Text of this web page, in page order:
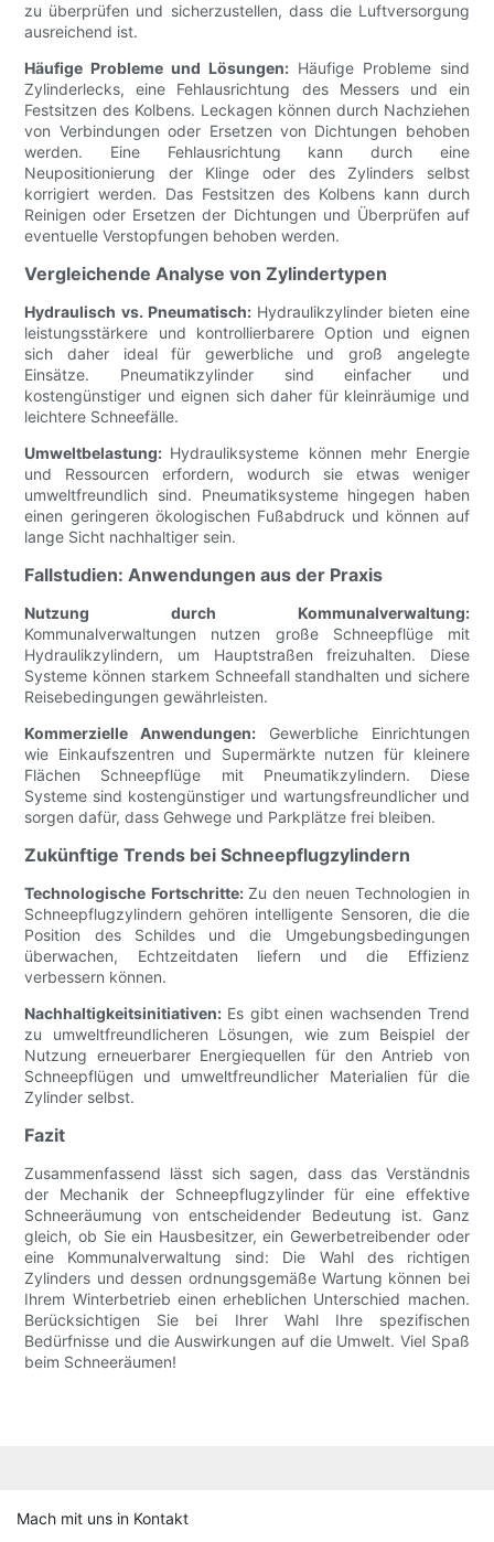
zu überprüfen und sicherzustellen, dass die Luftversorgung
ausreichend ist.
Häufige Probleme und Lösungen: Häufige Probleme sind
Zylinderlecks, eine Fehlausrichtung des Messers und ein
Festsitzen des Kolbens. Leckagen können durch Nachziehen
von Verbindungen oder Ersetzen von Dichtungen behoben
werden. Eine Fehlausrichtung kann durch eine
Neupositionierung der Klinge oder des Zylinders selbst
korrigiert werden. Das Festsitzen des Kolbens kann durch
Reinigen oder Ersetzen der Dichtungen und Überprüfen auf
eventuelle Verstopfungen behoben werden.
Vergleichende Analyse von Zylindertypen
Hydraulisch vs. Pneumatisch: Hydraulikzylinder bieten eine
leistungsstärkere und kontrollierbarere Option und eignen
sich daher ideal für gewerbliche und groß angelegte
Einsätze. Pneumatikzylinder sind einfacher und
kostengünstiger und eignen sich daher für kleinräumige und
leichtere Schneefälle.
Umweltbelastung: Hydrauliksysteme können mehr Energie
und Ressourcen erfordern, wodurch sie etwas weniger
umweltfreundlich sind. Pneumatiksysteme hingegen haben
einen geringeren ökologischen Fußabdruck und können auf
lange Sicht nachhaltiger sein.
Fallstudien: Anwendungen aus der Praxis
Nutzung durch Kommunalverwaltung:
Kommunalverwaltungen nutzen große Schneepflüge mit
Hydraulikzylindern, um Hauptstraßen freizuhalten. Diese
Systeme können starkem Schneefall standhalten und sichere
Reisebedingungen gewährleisten.
Kommerzielle Anwendungen: Gewerbliche Einrichtungen
wie Einkaufszentren und Supermärkte nutzen für kleinere
Flächen Schneepflüge mit Pneumatikzylindern. Diese
Systeme sind kostengünstiger und wartungsfreundlicher und
sorgen dafür, dass Gehwege und Parkplätze frei bleiben.
Zukünftige Trends bei Schneepflugzylindern
Technologische Fortschritte: Zu den neuen Technologien in
Schneepflugzylindern gehören intelligente Sensoren, die die
Position des Schildes und die Umgebungsbedingungen
überwachen, Echtzeitdaten liefern und die Effizienz
verbessern können.
Nachhaltigkeitsinitiativen: Es gibt einen wachsenden Trend
zu umweltfreundlicheren Lösungen, wie zum Beispiel der
Nutzung erneuerbarer Energiequellen für den Antrieb von
Schneepflügen und umweltfreundlicher Materialien für die
Zylinder selbst.
Fazit
Zusammenfassend lässt sich sagen, dass das Verständnis
der Mechanik der Schneepflugzylinder für eine effektive
Schneeräumung von entscheidender Bedeutung ist. Ganz
gleich, ob Sie ein Hausbesitzer, ein Gewerbetreibender oder
eine Kommunalverwaltung sind: Die Wahl des richtigen
Zylinders und dessen ordnungsgemäße Wartung können bei
Ihrem Winterbetrieb einen erheblichen Unterschied machen.
Berücksichtigen Sie bei Ihrer Wahl Ihre spezifischen
Bedürfnisse und die Auswirkungen auf die Umwelt. Viel Spaß
beim Schneeräumen!
Mach mit uns in Kontakt